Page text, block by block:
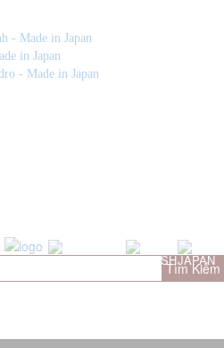
- Made in Japan
in Japan
- Made in Japan
Tìm Kiếm